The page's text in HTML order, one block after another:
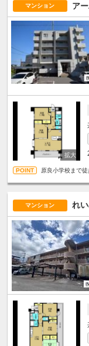
マンション ア
原良小学校まで徒
マンション れ